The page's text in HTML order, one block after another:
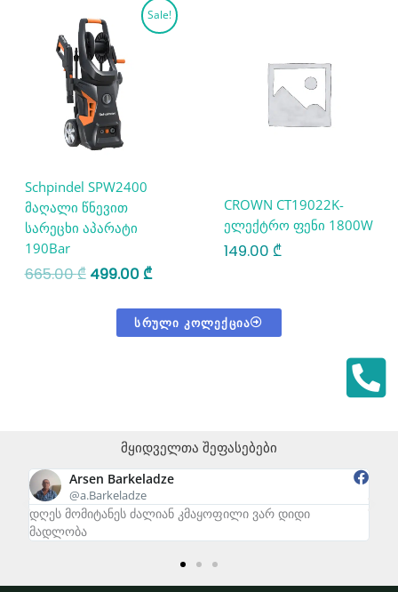
Sale!
Schpindel SPW2400
მაღალი წნევით
სარეცხი აპარატი
190Bar
665.00₾
Original
price
was:
665.00 ₾.
499.00₾
Current
price
CROWN CT19022K-
ელექტრო ფენი 1800W
149.00 ₾
ᲡᲠᲣᲚᲘ ᲙᲝᲚᲔᲥᲪᲘᲐ
მყიდველთა შეფასებები
Arsen Barkeladze
@a.Barkeladze
დღეს მომიტანეს ძალიან კმაყოფილი ვარ დიდი
მადლობა